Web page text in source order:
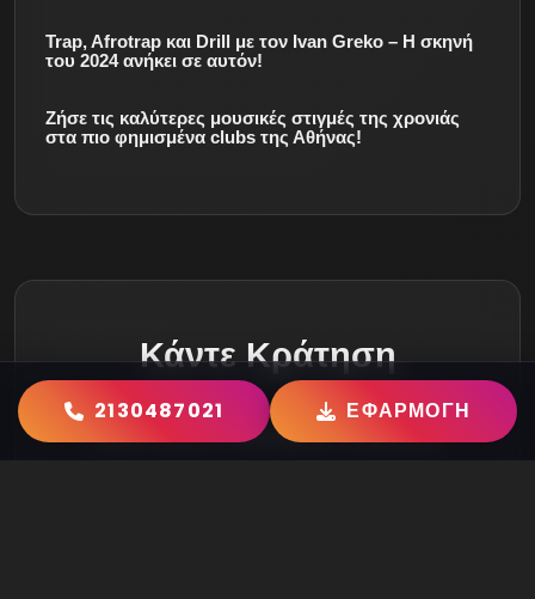
Trap, Afrotrap και Drill με τον Ivan Greko – Η σκηνή
του 2024 ανήκει σε αυτόν!
Ζήσε τις καλύτερες μουσικές στιγμές της χρονιάς
στα πιο φημισμένα clubs της Αθήνας!
Κάντε Κράτηση
Καλέστε μας για πληροφορίες και κρατήσεις.
2130487021 ΕΦΑΡΜΟΓΗ